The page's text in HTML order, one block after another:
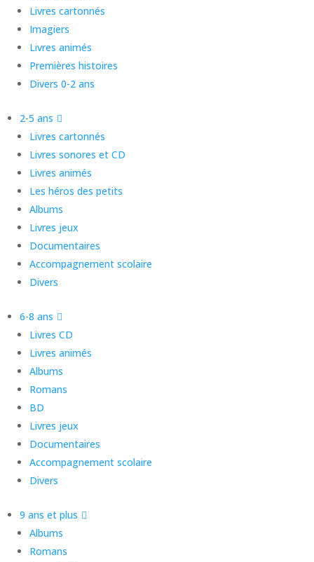
Livres cartonnés
Imagiers
Livres animés
Premières histoires
Divers 0-2 ans
2-5 ans
Livres cartonnés
Livres sonores et CD
Livres animés
Les héros des petits
Albums
Livres jeux
Documentaires
Accompagnement scolaire
Divers
6-8 ans
Livres CD
Livres animés
Albums
Romans
BD
Livres jeux
Documentaires
Accompagnement scolaire
Divers
9 ans et plus
Albums
Romans